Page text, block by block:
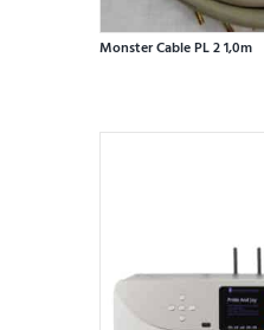
Monster Cable PL 2 1,0m